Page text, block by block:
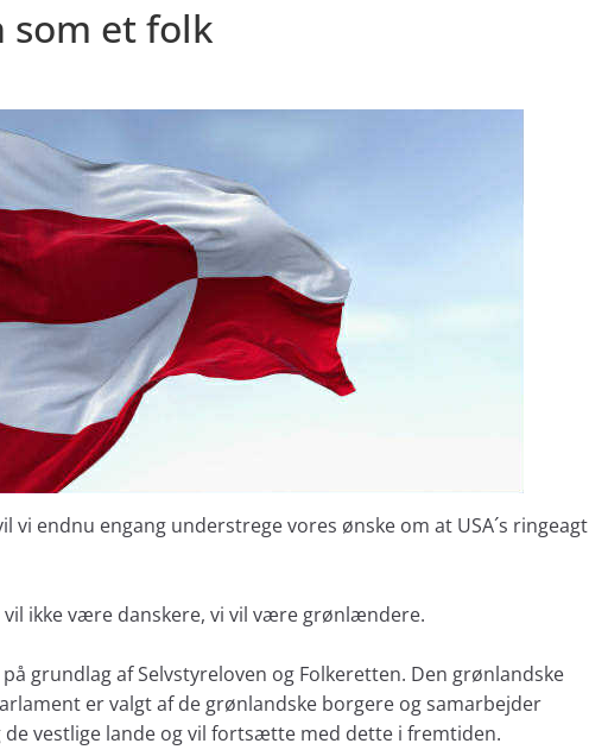
som et folk
vi endnu engang understrege vores ønske om at USA´s ringeagt
ikke være danskere, vi vil være grønlændere.
grundlag af Selvstyreloven og Folkeretten. Den grønlandske
er valgt af de grønlandske borgere og samarbejder
de vestlige lande og vil fortsætte med dette i fremtiden.